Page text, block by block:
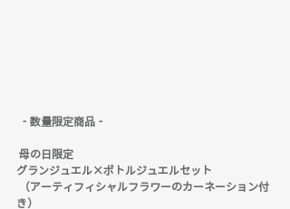
‐数量限定商品‐
母の日限定
グランジュエル×ボトルジュエルセット
（アーティフィシャルフラワーのカーネーション付
き）